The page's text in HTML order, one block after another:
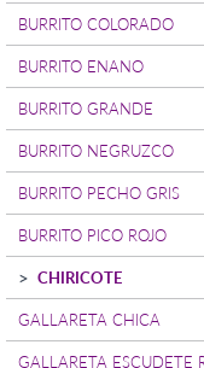
BURRITO COLORADO
BURRITO ENANO
BURRITO GRANDE
BURRITO NEGRUZCO
BURRITO PECHO GRIS
BURRITO PICO ROJO
CHIRICOTE
GALLARETA CHICA
GALLARETA ESCUDETE